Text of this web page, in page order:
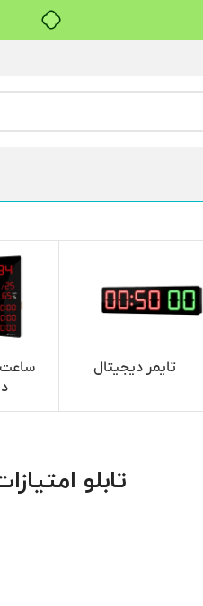
تایمر دیجیتال
ساعت
تابلو